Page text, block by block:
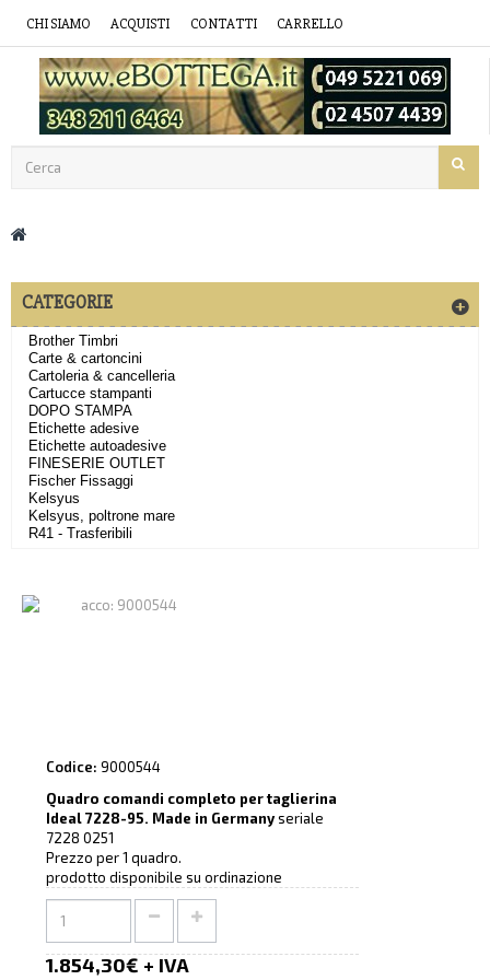
CHI SIAMO ACQUISTI CONTATTI CARRELLO
CATEGORIE
Brother Timbri
Carte & cartoncini
Cartoleria & cancelleria
Cartucce stampanti
DOPO STAMPA
Etichette adesive
Etichette autoadesive
FINESERIE OUTLET
Fischer Fissaggi
Kelsyus
Kelsyus, poltrone mare
R41 - Trasferibili
Codice: 9000544
Quadro comandi completo per taglierina
Ideal 7228-95. Made in Germanyseriale
7228 0251
Prezzo per 1 quadro.
prodotto disponibile su ordinazione
1.854,30€ + IVA